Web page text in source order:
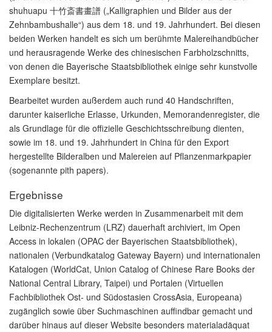
shuhuapu 十竹斎書畫譜 („Kalligraphien und Bilder aus der
Zehnbambushalle“) aus dem 18. und 19. Jahrhundert. Bei diesen
beiden Werken handelt es sich um berühmte Malereihandbücher
und herausragende Werke des chinesischen Farbholzschnitts,
von denen die Bayerische Staatsbibliothek einige sehr kunstvolle
Exemplare besitzt.
Bearbeitet wurden außerdem auch rund 40 Handschriften,
darunter kaiserliche Erlasse, Urkunden, Memorandenregister, die
als Grundlage für die offizielle Geschichtsschreibung dienten,
sowie im 18. und 19. Jahrhundert in China für den Export
hergestellte Bilderalben und Malereien auf Pflanzenmarkpapier
(sogenannte pith papers).
Ergebnisse
Die digitalisierten Werke werden in Zusammenarbeit mit dem
Leibniz-Rechenzentrum (LRZ) dauerhaft archiviert, im Open
Access in lokalen (OPAC der Bayerischen Staatsbibliothek),
nationalen (Verbundkatalog Gateway Bayern) und internationalen
Katalogen (WorldCat, Union Catalog of Chinese Rare Books der
National Central Library, Taipei) und Portalen (Virtuellen
Fachbibliothek Ost- und Südostasien CrossAsia, Europeana)
zugänglich sowie über Suchmaschinen auffindbar gemacht und
darüber hinaus auf dieser Website besonders materialadäquat